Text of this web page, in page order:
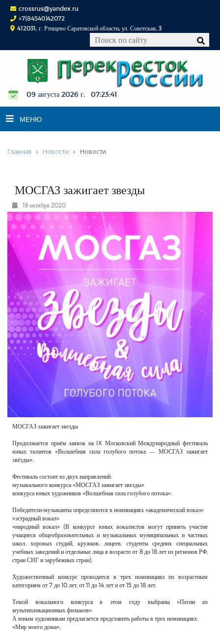
crossrus@yandex.ru
+7(84540)42072
412031, г. Ртищево Саратовской области, ул. Советская, 3
09 августа 2026 г. 07:23:42
МЕНЮ
НОВОСТИ
К СВЕДЕНИЮ
ФОТОРЕПОРТАЖИ
РЕКЛАМОДАТЕЛЯМ
ОБЪЯВЛЕНИЯ
КОНТАКТЫ
Главная Новости Новости
МОСГАЗ зажигает звезды
19 октября 2020
МОСГАЗ зажигает звезды
Продолжается приём заявок на IX Московский Международный фестиваль
юных талантов «Волшебная сила голубого потока — МОСГАЗ зажигает
звёзды».
Фестиваль состоит из двух направлений:
музыкального конкурса «МОСГАЗ зажигает звезды»
конкурса юных художников «Волшебная сила голубого потока».
Победители-музыканты определяются в номинациях «академический вокал»
«эстрадный вокал»
«народный вокал» (В конкурсе юных вокалистов могут принять участие
учащиеся общеобразовательных и музыкальных муниципальных и частных
школ, хоровых студий, кружков, лицеев, студенты средних специальных
учебных заведений и отдельные лица в возрасте от 8 до 18 лет из регионов РФ,
стран СНГ и зарубежных стран).
Художественный конкурс проводится в трех номинациях по возрастным
категориям от 7 до 10 лет, от 11 до 14 лет и от 15 до 18 лет.
Темой вокального конкурса в этом году выбраны «Песни из
мультипликационных фильмов»
А юным художникам предлагается представить работы в трех номинациях:
«Мир моего дома»,